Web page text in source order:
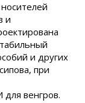
и
и других
при
венгров.